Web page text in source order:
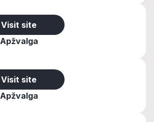
Visit site
Apžvalga
Visit site
Apžvalga